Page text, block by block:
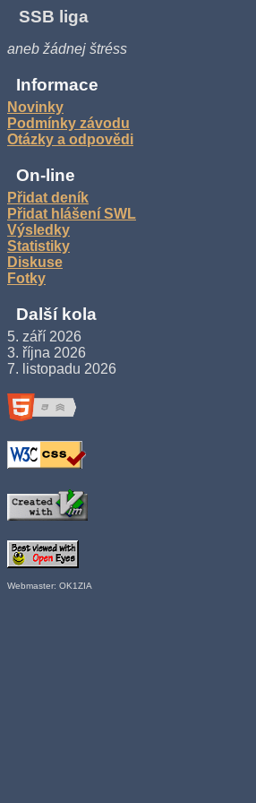
SSB liga
aneb žádnej štréss
Informace
Novinky
Podmínky závodu
Otázky a odpovědi
On-line
Přidat deník
Přidat hlášení SWL
Výsledky
Statistiky
Diskuse
Fotky
Další kola
5. září 2026
3. října 2026
7. listopadu 2026
Webmaster: OK1ZIA